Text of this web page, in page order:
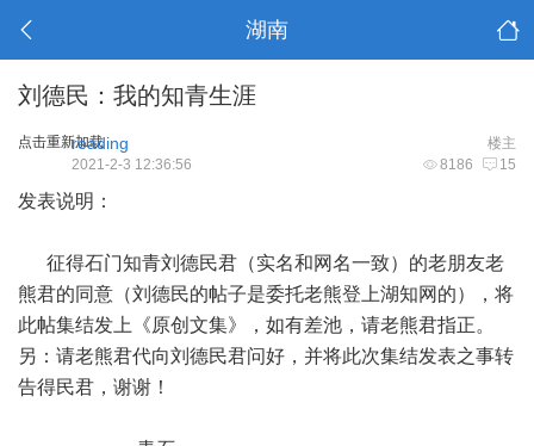
湖南
刘德民：我的知青生涯
点击重新加载 楼主
reading
8186 15
2021-2-3 12:36:56
发表说明：
征得石门知青刘德民君（实名和网名一致）的老朋友老
熊君的同意（刘德民的帖子是委托老熊登上湖知网的），将
此帖集结发上《原创文集》，如有差池，请老熊君指正。
另：请老熊君代向刘德民君问好，并将此次集结发表之事转
告得民君，谢谢！